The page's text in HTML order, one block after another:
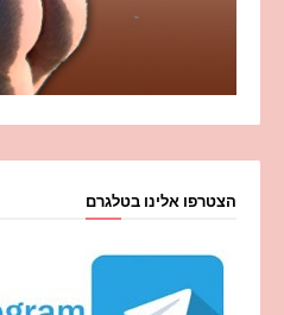
הצטרפו אלינו בטלגרם